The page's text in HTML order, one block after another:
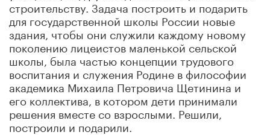
строительству. Задача построить и подарить
для государственной школы России новые
здания, чтобы они служили каждому новому
поколению лицеистов маленькой сельской
школы, была частью концепции трудового
воспитания и служения Родине в философии
академика Михаила Петровича Щетинина и
его коллектива, в котором дети принимали
решения вместе со взрослыми. Решили,
построили и подарили.